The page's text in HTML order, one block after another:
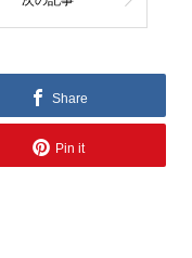
Share
Pin it